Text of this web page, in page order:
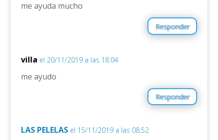
me ayuda mucho
Responder
villa el 20/11/2019 a las 18:04
me ayudo
Responder
LAS PELELAS el 15/11/2019 a las 08:52